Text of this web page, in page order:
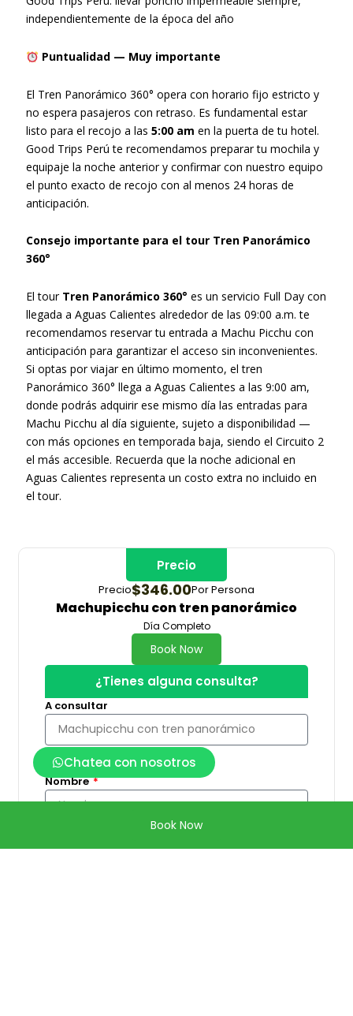
independientemente de la época del año
Puntualidad — Muy importante
El Tren Panorámico 360° opera con horario fijo estricto y
no espera pasajeros con retraso. Es fundamental estar
listo para el recojo a las5:00 am en la puerta de tu hotel.
Good Trips Perú te recomendamos preparar tu mochila y
equipaje la noche anterior y confirmar con nuestro equipo
el punto exacto de recojo con al menos 24 horas de
anticipación.
Consejo importante para el tour Tren Panorámico
360°
El tour Tren Panorámico 360° es un servicio Full Day con
llegada a Aguas Calientes alrededor de las 09:00 a.m. te
recomendamos reservar tu entrada a Machu Picchu con
anticipación para garantizar el acceso sin inconvenientes.
Si optas por viajar en último momento, el tren
Panorámico 360° llega a Aguas Calientes a las 9:00 am,
donde podrás adquirir ese mismo día las entradas para
Machu Picchu al día siguiente, sujeto a disponibilidad —
con más opciones en temporada baja, siendo el Circuito 2
el más accesible. Recuerda que la noche adicional en
Aguas Calientes representa un costo extra no incluido en
el tour.
Precio
Precio$346.00Por Persona
Machupicchu con tren panorámico
Día Completo
Book Now
¿Tienes alguna consulta?
A consultar
Nombre
Book Now
Chatea con nosotros